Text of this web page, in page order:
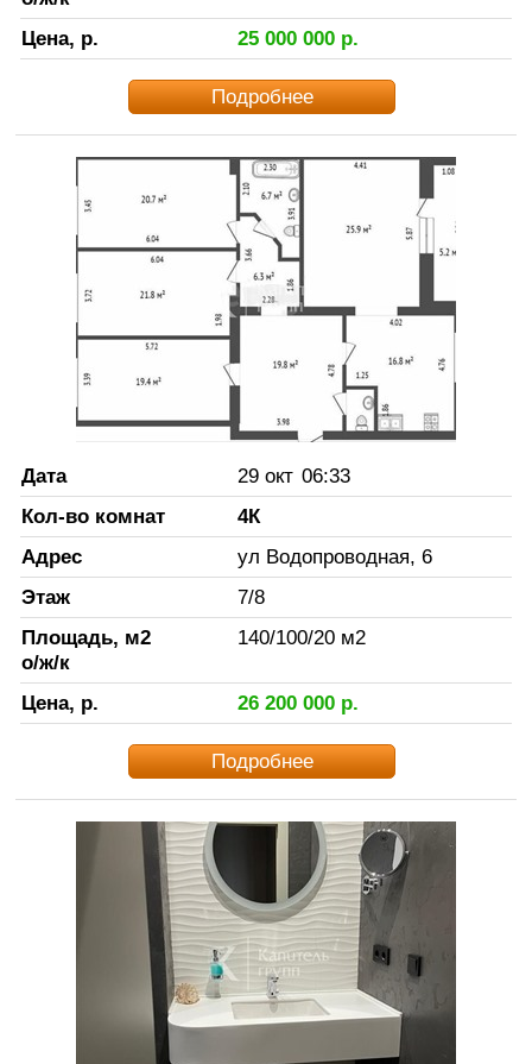
Цена, р.
25 000 000р.
Подробнее
Дата 29 окт 06:33
Кол-во комнат
4К
Адрес
ул Водопроводная, 6
Этаж
7/8
Площадь, м2
о/ж/к
140/100/20 м2
Цена, р. 26 200 000р.
Подробнее